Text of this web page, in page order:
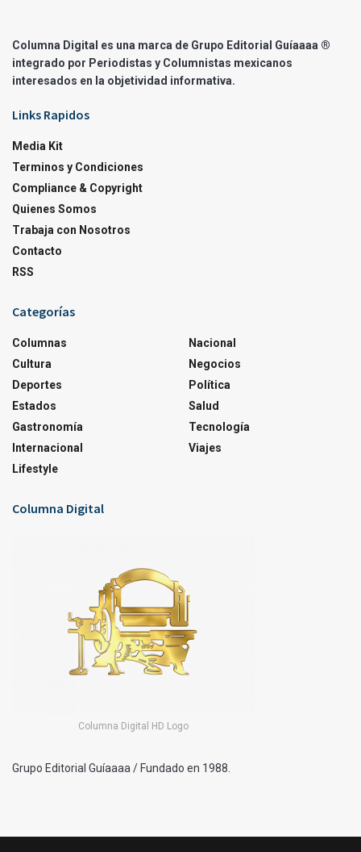
Columna Digital es una marca de Grupo Editorial Guíaaaa ®
integrado por Periodistas y Columnistas mexicanos
interesados en la objetividad informativa.
Links Rapidos
Media Kit
Terminos y Condiciones
Compliance & Copyright
Quienes Somos
Trabaja con Nosotros
Contacto
RSS
Categorías
Columnas
Cultura
Deportes
Estados
Gastronomía
Internacional
Lifestyle
Nacional
Negocios
Política
Salud
Tecnología
Viajes
Columna Digital
Columna Digital HD Logo
Grupo Editorial Guíaaaa / Fundado en 1988.